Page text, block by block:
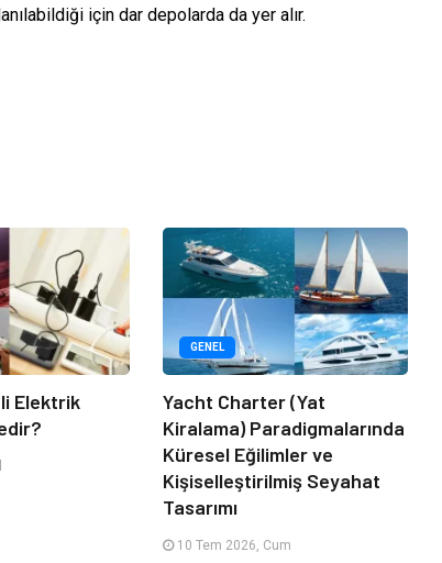
için dar depolarda da yer alır.
Elektrik
GENEL
Yacht Charter (Yat
Kiralama) Paradigmalarında
Küresel Eğilimler ve
Kişiselleştirilmiş Seyahat
Tasarımı
10 Tem 2026, Cum